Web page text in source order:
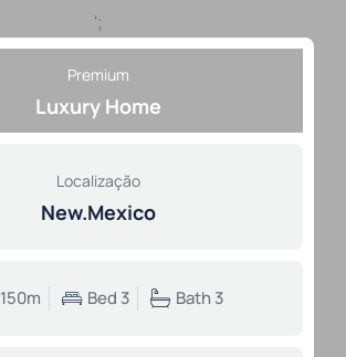
';
Premium
Luxury Home
Localização
New.Mexico
150m Bed 3 Bath 3